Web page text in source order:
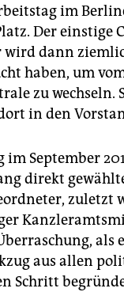
im
Der einstige
dann
haben, um
zu wechseln.
in den
im September
direkt
zuletzt
als
aus allen
Schritt